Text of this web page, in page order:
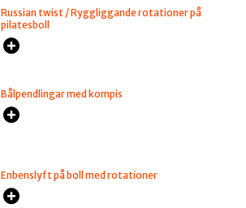
Russian twist / Ryggliggande rotationer på
pilatesboll
Bålpendlingar med kompis
Enbenslyft på boll med rotationer